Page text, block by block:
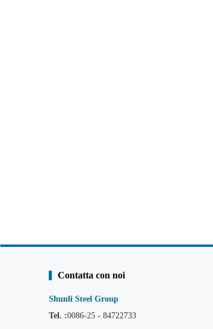
Contatta con noi
Shunli Steel Group
Tel. :0086-25 - 84722733